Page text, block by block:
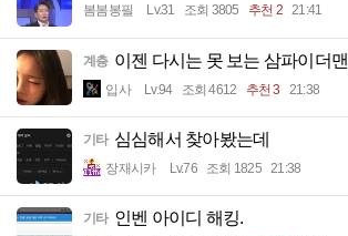
봄봄봉필 Lv.31 조회 3805 추천 2 21:41
계층 이젠 다시는 못 보는 삼파이더맨
입사 Lv.94 조회 4612 추천 3 21:38
기타 심심해서 찾아봤는데
장재시카 Lv.76 조회 1825 21:38
기타 인벤 아이디 해킹.